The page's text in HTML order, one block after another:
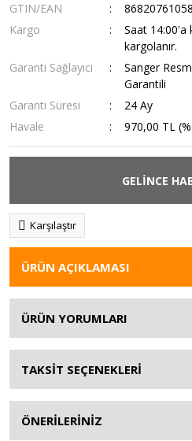
GTIN/EAN
Kargo
Saat 14:00'a
kargolanır.
Garanti Sağlayıcı
Sanger
Garantili
Garanti Süresi
24 Ay
Havale
970,00 TL
GELİNCE
Karşılaştır
ÜRÜN AÇIKLAMASI
ÜRÜN YORUMLARI
TAKSİT SEÇENEKLERİ
ÖNERİLERİNİZ